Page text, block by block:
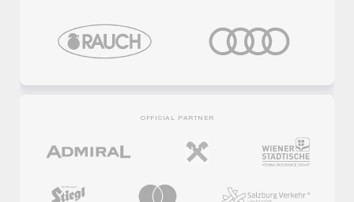
OFFICIAL PARTNER